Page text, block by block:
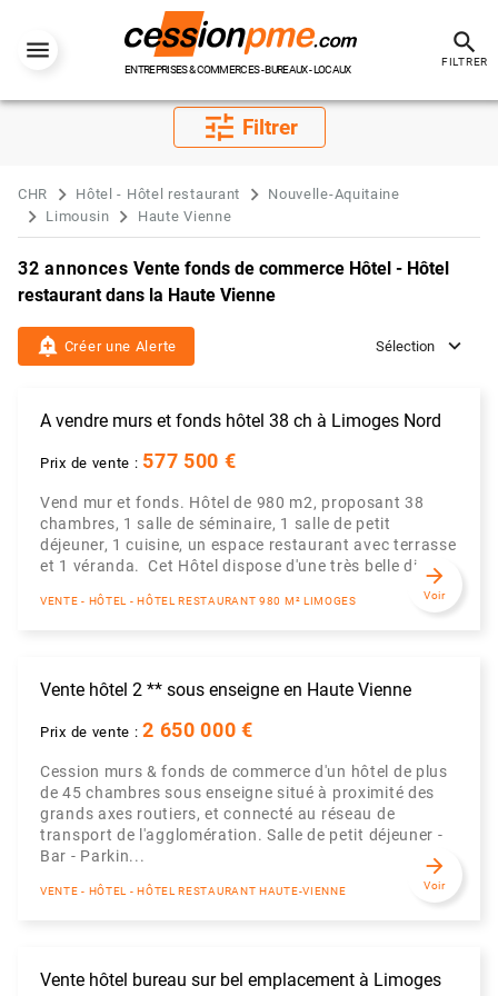
ENTREPRISES & COMMERCES - BUREAUX - LOCAUX
search
FILTRER
tune Filtrer
CHR Hôtel - Hôtel restaurant
Nouvelle-Aquitaine
Limousin
Haute Vienne
32 annoncesVente fonds de commerce Hôtel - Hôtel
restaurant dans la Haute Vienne
add_alert Créer une Alerte Sélection
A vendre murs et fonds hôtel 38 ch à Limoges Nord
Prix de vente : 577 500 €
Vend mur et fonds. Hôtel de 980 m2, proposant 38
chambres, 1 salle de séminaire, 1 salle de petit
déjeuner, 1 cuisine, un espace restaurant avec terrasse
et 1 véranda. Cet Hôtel dispose d'une très belle dist...
VENTE - HÔTEL - HÔTEL RESTAURANT 980 M² LIMOGES
arrow_forward
Voir
Vente hôtel 2 ** sous enseigne en Haute Vienne
Prix de vente :2 650 000 €
Cession murs & fonds de commerce d'un hôtel de plus
de 45 chambres sous enseigne situé à proximité des
grands axes routiers, et connecté au réseau de
transport de l'agglomération. Salle de petit déjeuner -
Bar - Parkin...
VENTE - HÔTEL - HÔTEL RESTAURANT HAUTE-VIENNE
arrow_forward
Voir
Vente hôtel bureau sur bel emplacement à Limoges